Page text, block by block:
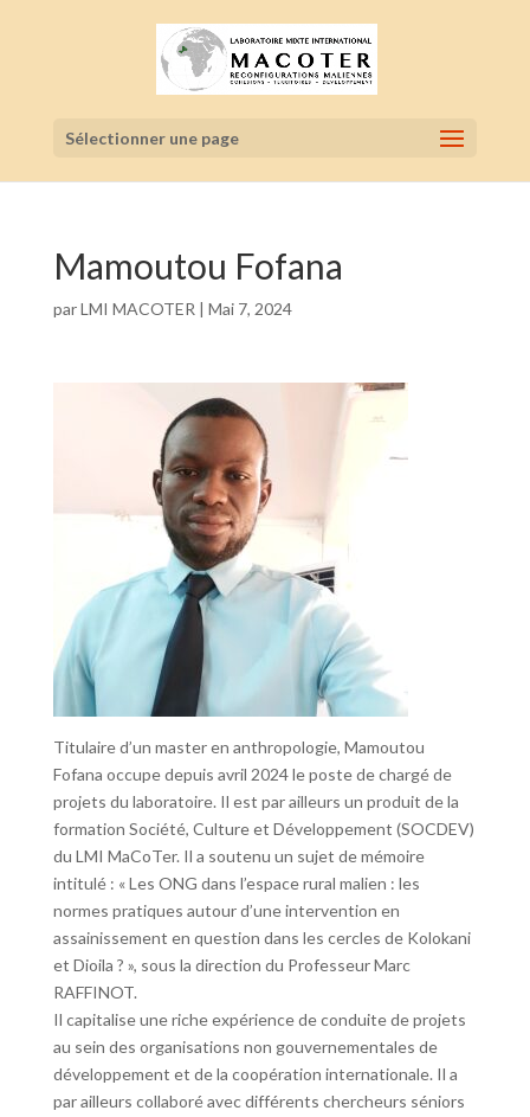
Sélectionner une page
Mamoutou Fofana
parLMI MACOTER | Mai 7, 2024
Titulaire d’un master en anthropologie, Mamoutou
Fofana occupe depuis avril 2024 le poste de chargé de
projets du laboratoire. Il est par ailleurs un produit de la
formation Société, Culture et Développement (SOCDEV)
du LMI MaCoTer. Il a soutenu un sujet de mémoire
intitulé : « Les ONG dans l’espace rural malien : les
normes pratiques autour d’une intervention en
assainissement en question dans les cercles de Kolokani
et Dioila ? », sous la direction du Professeur Marc
RAFFINOT.
Il capitalise une riche expérience de conduite de projets
au sein des organisations non gouvernementales de
développement et de la coopération internationale. Il a
par ailleurs collaboré avec différents chercheurs séniors